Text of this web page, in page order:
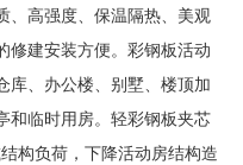
、高强度、保温隔热、美观
修建安装方便。彩钢板活动
库、办公楼、别墅、楼顶加
和临时用房。轻彩钢板夹芯
构负荷，下降活动房结构造